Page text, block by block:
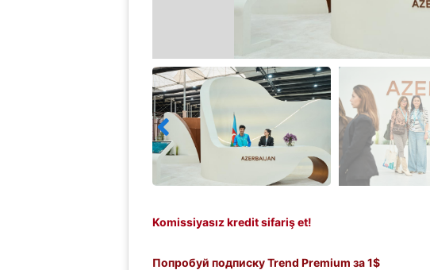
Komissiyasız kredit sifariş et!
Попробуй подписку Trend Premium за 1$